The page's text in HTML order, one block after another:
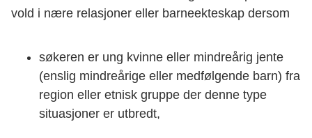
vold i nære relasjoner eller barneekteskap dersom
søkeren er ung kvinne eller mindreårig jente
(enslig mindreårige eller medfølgende barn) fra
region eller etnisk gruppe der denne type
situasjoner er utbredt,